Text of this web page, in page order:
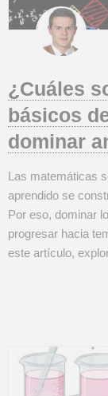
¿Cuáles
básicos
dominar
Las matemáticas
aprendido se
Por eso, dominar
progresar hacia
este artículo,
matemáticos. 1.